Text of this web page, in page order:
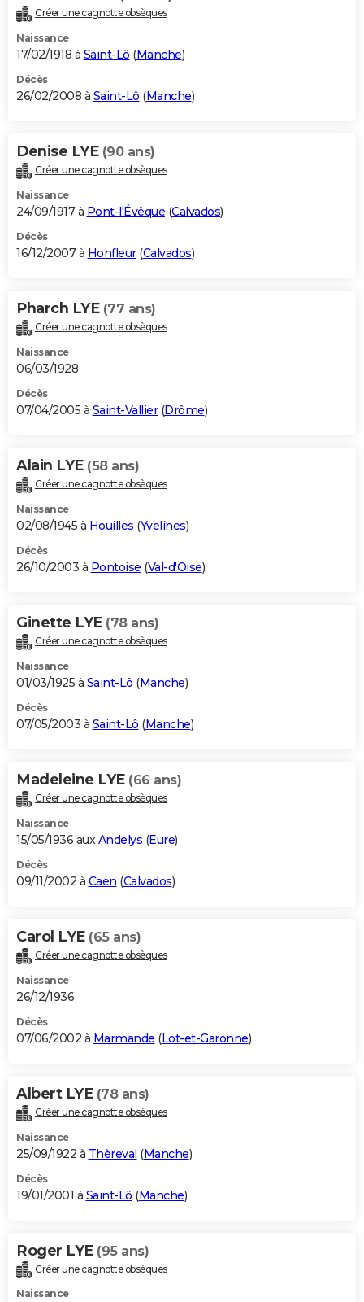
Créer une cagnotte obsèques
Naissance
17/02/1918 à Saint-Lô (Manche)
Décès
26/02/2008 à Saint-Lô (Manche)
Denise LYE (90 ans)
Créer une cagnotte obsèques
Naissance
24/09/1917 à Pont-l'Évêque (Calvados)
Décès
16/12/2007 à Honfleur(Calvados)
Pharch LYE (77 ans)
Créer une cagnotte obsèques
Naissance
06/03/1928
Décès
07/04/2005 à Saint-Vallier(Drôme)
Alain LYE (58 ans)
Créer une cagnotte obsèques
Naissance
02/08/1945 à Houilles (Yvelines)
Décès
26/10/2003 à Pontoise (Val-d'Oise)
Ginette LYE (78 ans)
Créer une cagnotte obsèques
Naissance
01/03/1925 à Saint-Lô (Manche)
Décès
07/05/2003 à Saint-Lô (Manche)
Madeleine LYE (66 ans)
Créer une cagnotte obsèques
Naissance
15/05/1936 auxAndelys (Eure)
Décès
09/11/2002 à Caen (Calvados)
Carol LYE (65 ans)
Créer une cagnotte obsèques
Naissance
26/12/1936
Décès
07/06/2002 à Marmande (Lot-et-Garonne)
Albert LYE (78 ans)
Créer une cagnotte obsèques
Naissance
25/09/1922 à Thèreval (Manche)
Décès
19/01/2001 à Saint-Lô (Manche)
Roger LYE (95 ans)
Créer une cagnotte obsèques
Naissance